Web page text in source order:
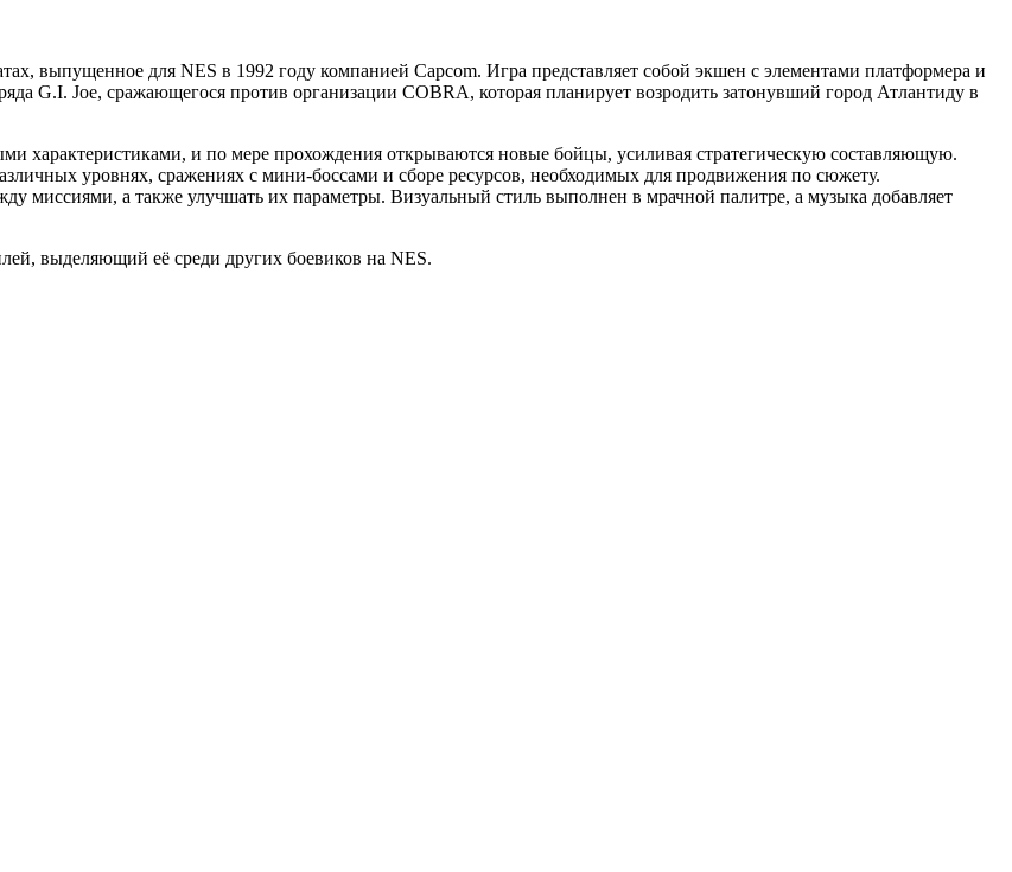
выпущенное для NES в 1992 году компанией Capcom. Игра представляет собой экшен с элементами платформера и
G.I. Joe, сражающегося против организации COBRA, которая планирует возродить затонувший город Атлантиду в
характеристиками, и по мере прохождения открываются новые бойцы, усиливая стратегическую составляющую.
уровнях, сражениях с мини-боссами и сборе ресурсов, необходимых для продвижения по сюжету.
миссиями, а также улучшать их параметры. Визуальный стиль выполнен в мрачной палитре, а музыка добавляет
выделяющий её среди других боевиков на NES.